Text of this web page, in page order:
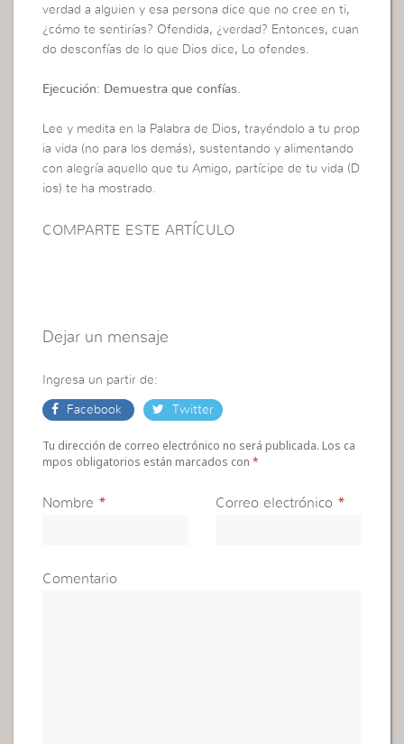
verdad a alguien y esa persona dice que no cree en ti,
¿cómo te sentirías? Ofendida, ¿verdad? Entonces, cuan
do desconfías de lo que Dios dice, Lo ofendes.
Ejecución: Demuestra que confías.
Lee y medita en la Palabra de Dios, trayéndolo a tu prop
ia vida (no para los demás), sustentando y alimentando
con alegría aquello que tu Amigo, partícipe de tu vida (D
ios) te ha mostrado.
COMPARTE ESTE ARTÍCULO
Dejar un mensaje
Ingresa un partir de:
Facebook Twitter
Tu dirección de correo electrónico no será publicada. Los ca
mpos obligatorios están marcados con*
Nombre * Correo electrónico *
Comentario